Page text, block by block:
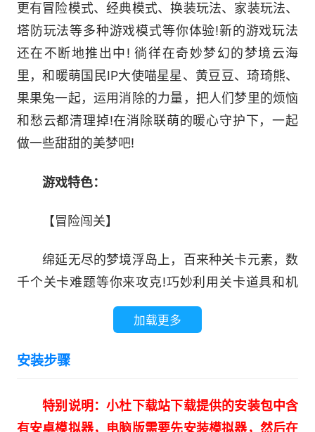
更有冒险模式、经典模式、换装玩法、家装玩法、
塔防玩法等多种游戏模式等你体验!新的游戏玩法
还在不断地推出中! 徜徉在奇妙梦幻的梦境云海
里，和暖萌国民IP大使喵星星、黄豆豆、琦琦熊、
果果兔一起，运用消除的力量，把人们梦里的烦恼
和愁云都清理掉!在消除联萌的暖心守护下，一起
做一些甜甜的美梦吧!
游戏特色：
【冒险闯关】
绵延无尽的梦境浮岛上，百来种关卡元素，数
千个关卡难题等你来攻克!巧妙利用关卡道具和机
制，获得星星能量吧~! 加油萌友们，我们在世界的
【趣味周赛】
踏上随机生成的道路，向着终点的奖励进发!
收集棋子可在棋盘上前进，消除阻挡你的障碍物，
加载更多
安装步骤
特别说明：小杜下载站下载提供的安装包中含
有安卓模拟器，电脑版需要先安装模拟器，然后在